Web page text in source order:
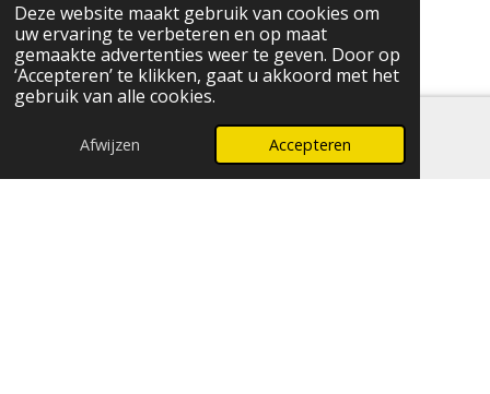
Deze website maakt gebruik van cookies om
uw ervaring te verbeteren en op maat
gemaakte advertenties weer te geven. Door op
‘Accepteren’ te klikken, gaat u akkoord met het
gebruik van alle cookies.
Afwijzen Accepteren
E-mailadres